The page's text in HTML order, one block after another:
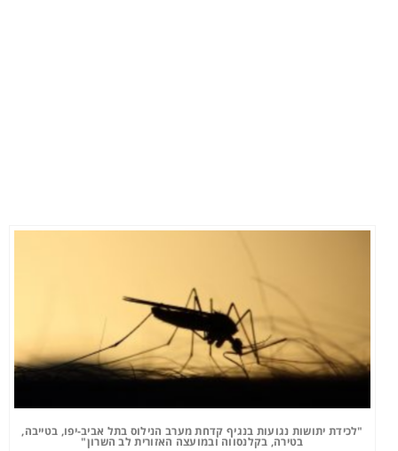
"לכידת יתושות נגועות בנגיף קדחת מערב הנילוס בתל אביב-יפו, בטייבה,
בטירה, בקלנסווה ובמועצה האזורית לב השרון"